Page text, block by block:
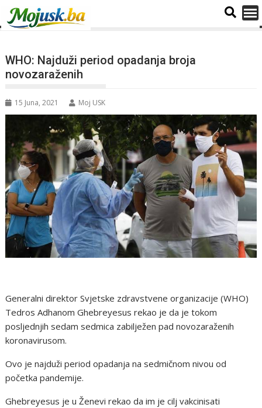
WHO: Najduži period opadanja broja
novozaraženih
15 Juna, 2021 Moj USK
Generalni direktor Svjetske zdravstvene organizacije (WHO)
Tedros Adhanom Ghebreyesus rekao je da je tokom
posljednjih sedam sedmica zabilježen pad novozaraženih
koronavirusom.
Ovo je najduži period opadanja na sedmičnom nivou od
početka pandemije.
Ghebreyesus je u Ženevi rekao da im je cilj vakcinisati